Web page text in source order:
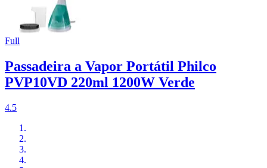
Full
Passadeira a Vapor Portátil Philco
PVP10VD 220ml 1200W Verde
4.5